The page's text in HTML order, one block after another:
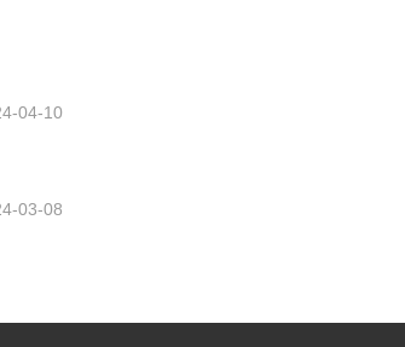
04-10
03-08